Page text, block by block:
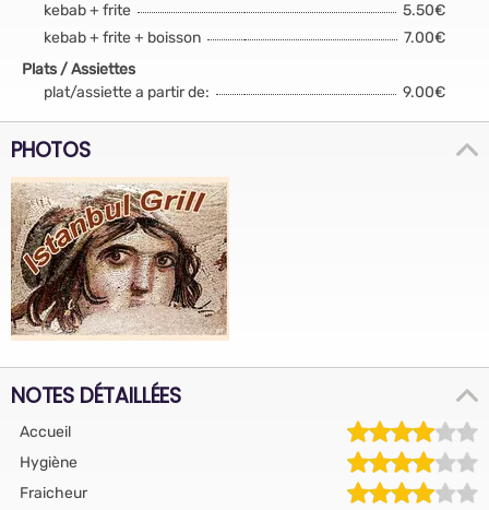
kebab + frite
5.50€
kebab + frite + boisson
7.00€
Plats / Assiettes
plat/assiette a partir de:
9.00€
PHOTOS
NOTES DÉTAILLÉES
Accueil
Hygiène
Fraicheur